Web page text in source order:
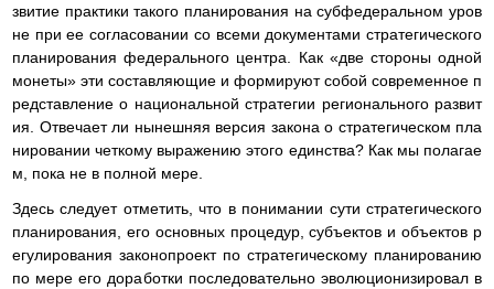
звитие практики такого планирования на субфедеральном уров
не при ее согласовании со всеми документами стратегического
планирования федерального центра. Как «две стороны одной
монеты» эти составляющие и формируют собой современное п
редставление о национальной стратегии регионального развит
ия. Отвечает ли нынешняя версия закона о стратегическом пла
нировании четкому выражению этого единства? Как мы полагае
м, пока не в полной мере.
Здесь следует отметить, что в понимании сути стратегического
планирования, его основных процедур, субъектов и объектов р
егулирования законопроект по стратегическому планированию
по мере его доработки последовательно эволюционизировал в